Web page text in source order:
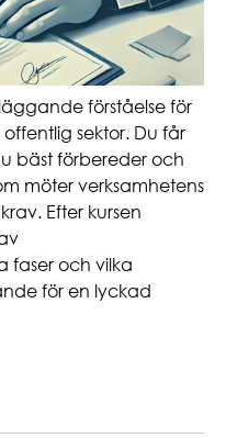
förståelse för
sektor. Du får
bäst förbereder och
möter verksamhetens
Efter kursen
faser och vilka
för en lyckad